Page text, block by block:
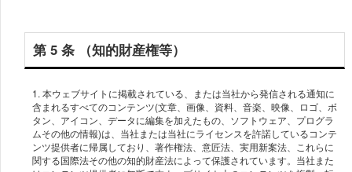
第 5 条 （知的財産権等）
1. 本ウェブサイトに掲載されている、または当社から発信される通知に
含まれるすべてのコンテンツ(⽂章、画像、資料、⾳楽、映像、ロゴ、ボ
タン、アイコン、データに編集を加えたもの、ソフトウェア、プログラ
ムその他の情報)は、当社または当社にライセンスを許諾しているコンテ
ンツ提供者に帰属しており、著作権法、意匠法、実⽤新案法、これらに
関する国際法その他の知的財産法によって保護されています。当社また